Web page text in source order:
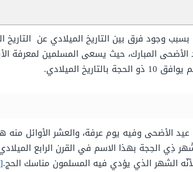
وجود فرق بين التاريخ الميلادي عن التاريخ
10 ذو الحجة لأنه يُعتبر أول يوم بعيد الأضحى المبارك، حيث يسعى المسلمين
10 ذو الحجة بالتاريخ الميلادي.
الأضحى وفيه يوم عرفة، والعشر الأوائل
ذِي الحِجة بهذا الاسم في القرن الرابع
الشهر الذي يؤدي فيه المسلمون مناسك الحج.[1]